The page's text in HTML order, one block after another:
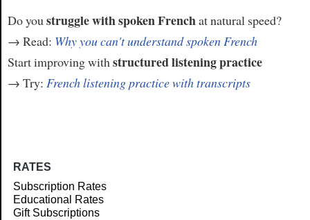
Do youstruggle with spoken Frenchat natural speed?
→ Read: Why you can't understand spoken French
Start improving withstructured listening practice
→ Try: French listening practice with transcripts
RATES
Subscription Rates
Educational Rates
Gift Subscriptions